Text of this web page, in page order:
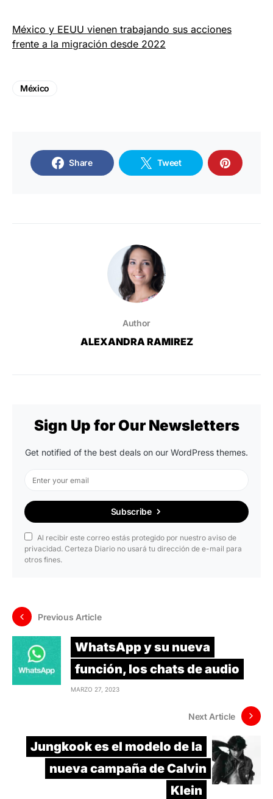
México y EEUU vienen trabajando sus acciones
frente a la migración desde 2022
México
Share Tweet
Author
ALEXANDRA RAMIREZ
Sign Up for Our Newsletters
Get notified of the best deals on our WordPress themes.
Subscribe
Al recibir este correo estás protegido por nuestro aviso de
privacidad. Certeza Diario no usará tu dirección de e-mail para
otros fines.
Previous Article
WhatsApp y su nueva
función, los chats de audio
MARZO 27, 2023
Next Article
Jungkook es el modelo de la
nueva campaña de Calvin
Klein